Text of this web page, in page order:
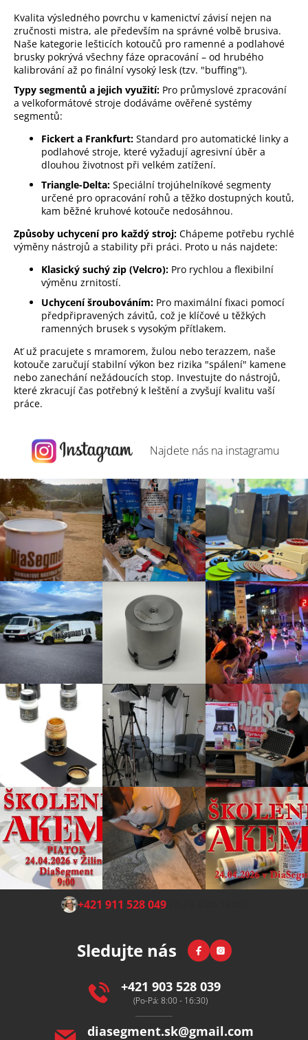
c
í
p
r
v
k
y
ý
p
i
s
u
Kvalita výsledného povrchu v kamenictví závisí nejen na
zručnosti mistra, ale především na správné volbě brusiva.
Naše kategorie lešticích kotoučů pro ramenné a podlahové
brusky pokrývá všechny fáze opracování – od hrubého
kalibrování až po finální vysoký lesk (tzv. "buffing").
Typy segmentů a jejich využití: Pro průmyslové zpracování
a velkoformátové stroje dodáváme ověřené systémy
segmentů:
Fickert a Frankfurt: Standard pro automatické linky a
podlahové stroje, které vyžadují agresivní úběr a
dlouhou životnost při velkém zatížení.
Triangle-Delta: Speciální trojúhelníkové segmenty
určené pro opracování rohů a těžko dostupných koutů,
kam běžné kruhové kotouče nedosáhnou.
Způsoby uchycení pro každý stroj: Chápeme potřebu rychlé
výměny nástrojů a stability při práci. Proto u nás najdete:
Klasický suchý zip (Velcro): Pro rychlou a flexibilní
výměnu zrnitostí.
Uchycení šroubováním: Pro maximální fixaci pomocí
předpřipravených závitů, což je klíčové u těžkých
ramenných brusek s vysokým přítlakem.
Ať už pracujete s mramorem, žulou nebo terazzem, naše
kotouče zaručují stabilní výkon bez rizika "spálení" kamene
nebo zanechání nežádoucích stop. Investujte do nástrojů,
které zkracují čas potřebný k leštění a zvyšují kvalitu vaší
práce.
Najdete nás na instagramu
Z +421 911 528 049(Po-Pá 8:00-15:00)
Sledujte nás FacebookInstagram
+421 903 528 039
(Po-Pá: 8:00 - 16:30)
diasegment.sk@gmail.com